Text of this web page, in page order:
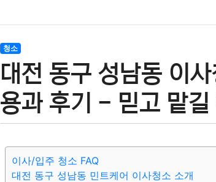
청소
대전 동구 성남동 이
용과 후기 - 믿고 맡길
이사/입주 청소 FAQ
대전 동구 성남동 민트케어 이사청소 소개